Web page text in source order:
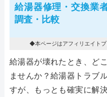
給湯器修理・交換業
調査・比較
◆本ページはアフィリエイトプ
給湯器が壊れたとき、ど
ませんか？給湯器トラブ
すが、もっとも確実に解